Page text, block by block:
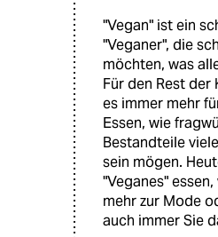
"Vegan" ist ein
"Veganer", die
möchten, was
Für den Rest
es immer mehr
Essen, wie
Bestandteile
sein mögen.
"Veganes"
mehr zur Mode
auch immer Sie